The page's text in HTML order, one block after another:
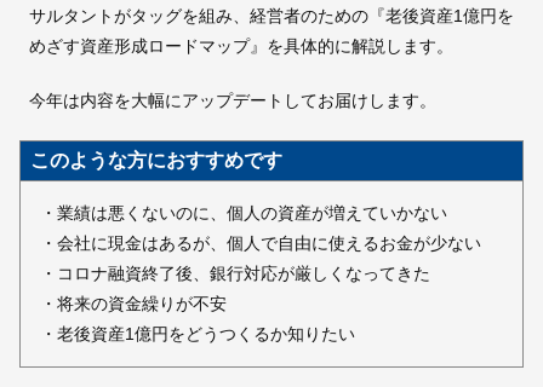
サルタントがタッグを組み、経営者のための『老後資産1億円を
めざす資産形成ロードマップ』を具体的に解説します。
今年は内容を大幅にアップデートしてお届けします。
このような方におすすめです
・業績は悪くないのに、個人の資産が増えていかない
・会社に現金はあるが、個人で自由に使えるお金が少ない
・コロナ融資終了後、銀行対応が厳しくなってきた
・将来の資金繰りが不安
・老後資産1億円をどうつくるか知りたい